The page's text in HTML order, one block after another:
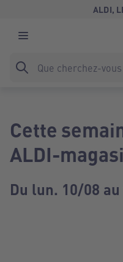
ALDI,
Cette
ALDI-
Du lun. 10/08